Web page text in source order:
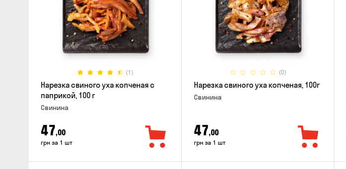
(1)
Нарезка свиного уха копченая с
паприкой, 100 г
Свинина
47,00
грн за 1 шт
(0)
Нарезка свиного уха копченая, 100г
Свинина
47,00
грн за 1 шт